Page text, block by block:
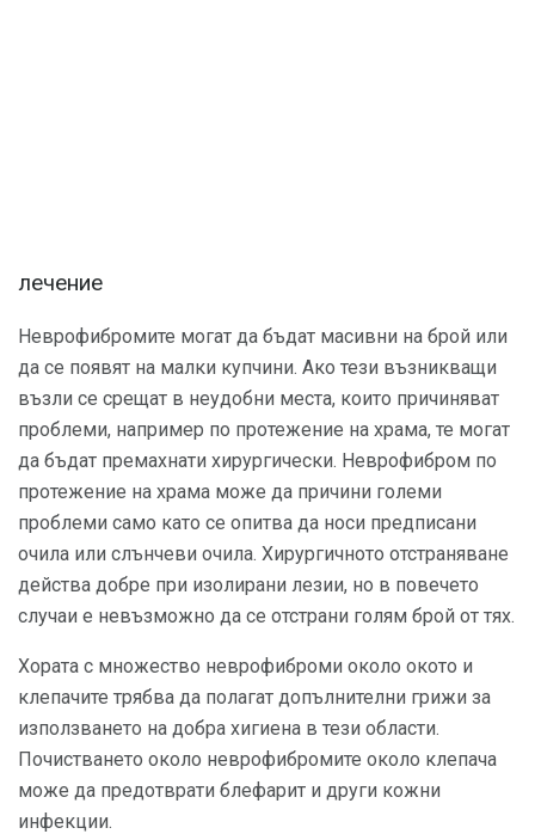
лечение
Неврофибромите могат да бъдат масивни на брой или
да се появят на малки купчини. Ако тези възникващи
възли се срещат в неудобни места, които причиняват
проблеми, например по протежение на храма, те могат
да бъдат премахнати хирургически. Неврофибром по
протежение на храма може да причини големи
проблеми само като се опитва да носи предписани
очила или слънчеви очила. Хирургичното отстраняване
действа добре при изолирани лезии, но в повечето
случаи е невъзможно да се отстрани голям брой от тях.
Хората с множество неврофиброми около окото и
клепачите трябва да полагат допълнителни грижи за
използването на добра хигиена в тези области.
Почистването около неврофибромите около клепача
може да предотврати блефарит и други кожни
инфекции.